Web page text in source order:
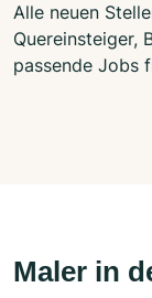
Alle neuen
Quereinsteiger,
passende Jobs
Maler in